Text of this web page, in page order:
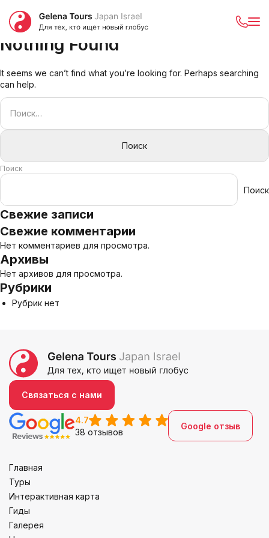
Nothing Found
It seems we can’t find what you’re looking for. Perhaps searching
can help.
Найти:
Поиск
Поиск
Свежие записи
Свежие комментарии
Нет комментариев для просмотра.
Архивы
Нет архивов для просмотра.
Рубрики
Рубрик нет
Связаться с нами
4.7
38 отзывов
Google отзыв
Главная
Туры
Интерактивная карта
Гиды
Галерея